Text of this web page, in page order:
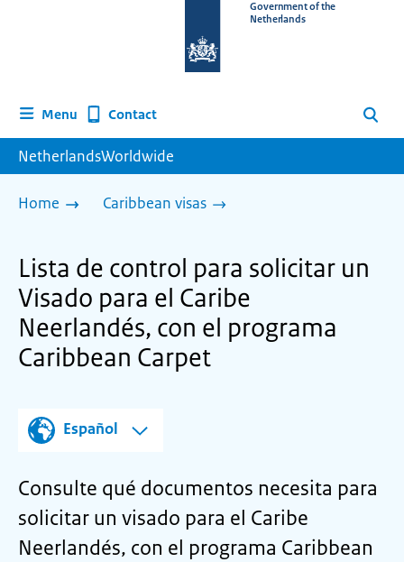
homepage
Government of the
Netherlands
Menu Contact Search
NetherlandsWorldwide
Home Caribbean visas
Lista de control para solicitar un
Visado para el Caribe
Neerlandés, con el programa
Caribbean Carpet
Español
Consulte qué documentos necesita para
solicitar un visado para el Caribe
Neerlandés, con el programa Caribbean